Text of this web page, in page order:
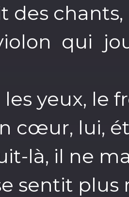
des chants,
qui
yeux, le
cœur, lui,
là, il ne
sentit plus